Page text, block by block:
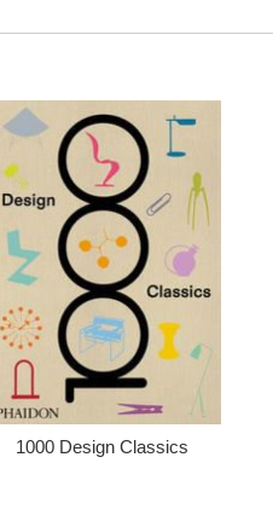
1000 Design Classics
IN DEN WARENKORB